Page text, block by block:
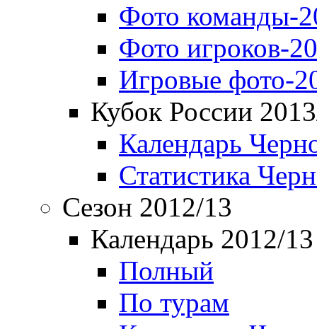
Фото команды-
Фото игроков-
Игровые фото-
Кубок России
Календарь
Статистика
Сезон 2012/13
Календарь 2012/13
Полный
По турам